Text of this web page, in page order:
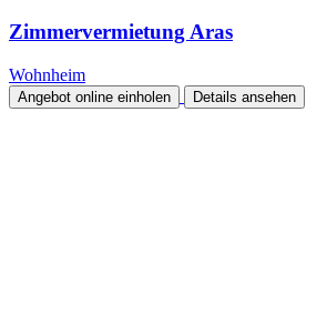
Zimmervermietung Aras
Wohnheim
Angebot online einholen Details ansehen